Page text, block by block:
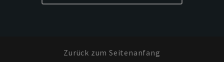
Zurück zum Seitenanfang